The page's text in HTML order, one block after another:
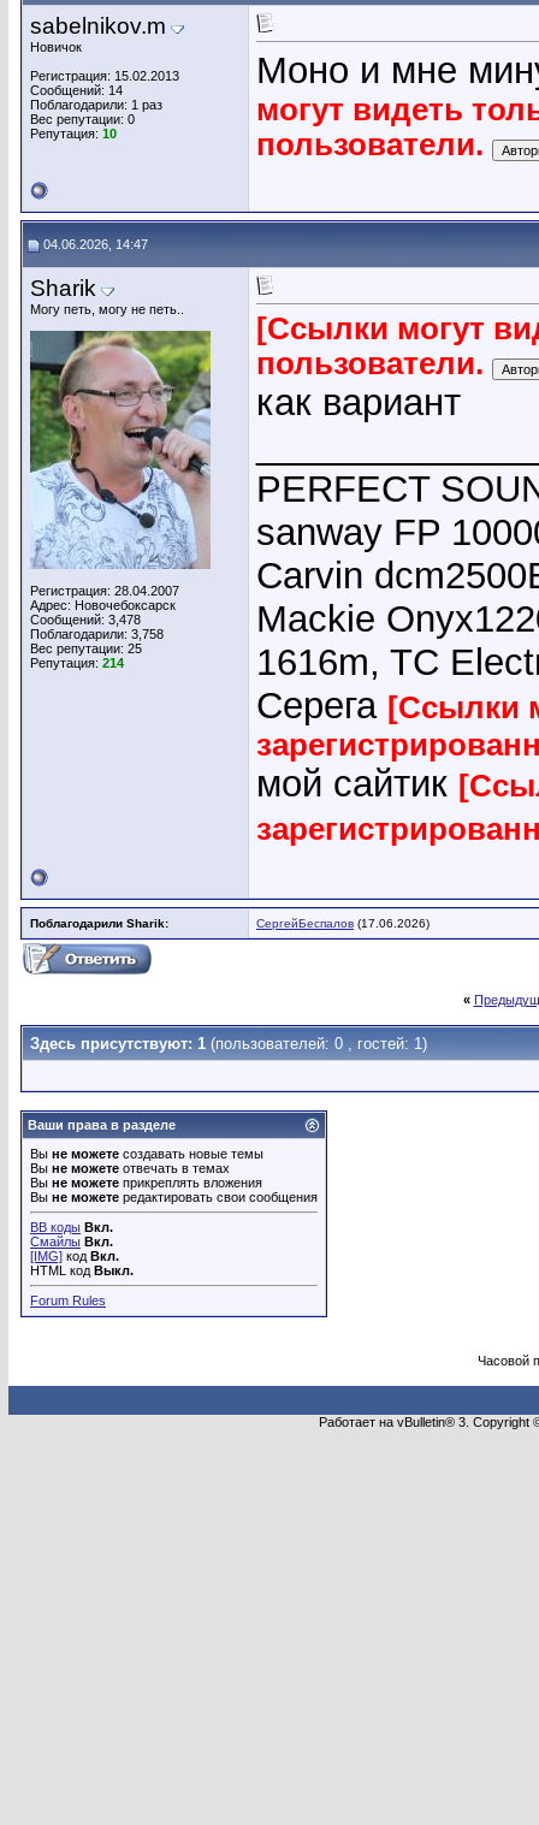
sabelnikov.m
Новичок
Регистрация: 15.02.2013
Сообщений: 14
Поблагодарили: 1 раз
Вес репутации: 0
Репутация: 10
Моно и мне
могут видеть
пользователи.
04.06.2026, 14:47
Sharik
Могу петь, могу не петь..
Регистрация: 28.04.2007
Адрес: Новочебоксарск
Сообщений: 3,478
Поблагодарили: 3,758
Вес репутации: 25
Репутация: 214
[Ссылки могут
пользователи.
как вариант
PERFECT
sanway FP
Carvin
Mackie
1616m, TC
Серега [Ссылки
мой сайтик
Поблагодарили Sharik: СергейБеспалов (17.06.2026)
«
Здесь присутствуют: 1 (пользователей: 0 , гостей: 1)
Ваши права в разделе
Вы не можете создавать новые темы
Вы не можете отвечать в темах
Вы не можете прикреплять вложения
Вы не можете редактировать свои сообщения
BB коды Вкл.
Смайлы Вкл.
[IMG] код Вкл.
HTML код Выкл.
Forum Rules
Часовой
Работает на vBulletin® 3.